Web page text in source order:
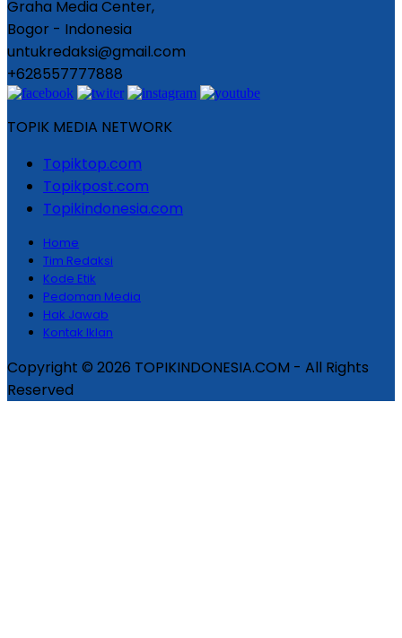
Graha Media Center,
Bogor - Indonesia
untukredaksi@gmail.com
+628557777888
TOPIK MEDIA NETWORK
Topiktop.com
Topikpost.com
Topikindonesia.com
Home
Tim Redaksi
Kode Etik
Pedoman Media
Hak Jawab
Kontak Iklan
Copyright © 2026 TOPIKINDONESIA.COM - All Rights
Reserved